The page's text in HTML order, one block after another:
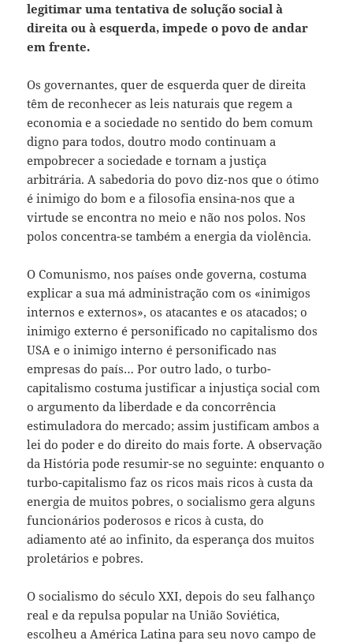
legitimar uma tentativa de solução social à
direita ou à esquerda, impede o povo de andar
em frente.
Os governantes, quer de esquerda quer de direita
têm de reconhecer as leis naturais que regem a
economia e a sociedade no sentido do bem comum
digno para todos, doutro modo continuam a
empobrecer a sociedade e tornam a justiça
arbitrária. A sabedoria do povo diz-nos que o ótimo
é inimigo do bom e a filosofia ensina-nos que a
virtude se encontra no meio e não nos polos. Nos
polos concentra-se também a energia da violência.
O Comunismo, nos países onde governa, costuma
explicar a sua má administração com os «inimigos
internos e externos», os atacantes e os atacados; o
inimigo externo é personificado no capitalismo dos
USA e o inimigo interno é personificado nas
empresas do país… Por outro lado, o turbo-
capitalismo costuma justificar a injustiça social com
o argumento da liberdade e da concorrência
estimuladora do mercado; assim justificam ambos a
lei do poder e do direito do mais forte. A observação
da História pode resumir-se no seguinte: enquanto o
turbo-capitalismo faz os ricos mais ricos à custa da
energia de muitos pobres, o socialismo gera alguns
funcionários poderosos e ricos à custa, do
adiamento até ao infinito, da esperança dos muitos
proletários e pobres.
O socialismo do século XXI, depois do seu falhanço
real e da repulsa popular na União Soviética,
escolheu a América Latina para seu novo campo de